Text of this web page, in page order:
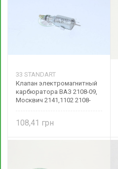
33 STANDART
Клапан электромагнитный
карбюратора ВАЗ 2108-09,
Москвич 2141,1102 2108-
108,41